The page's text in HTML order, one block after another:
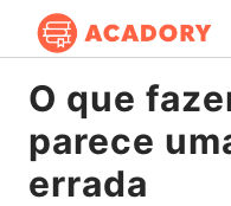
Pular
para
conteúdo
O que
parece
errada